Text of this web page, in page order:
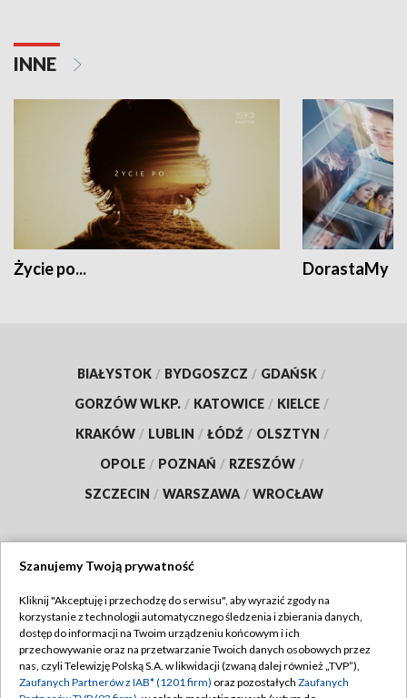
INNE
Życie po... DorastaMy
BIAŁYSTOK / BYDGOSZCZ / GDAŃSK /
GORZÓW WLKP. / KATOWICE / KIELCE /
KRAKÓW / LUBLIN / ŁÓDŹ / OLSZTYN /
OPOLE / POZNAŃ / RZESZÓW /
SZCZECIN / WARSZAWA / WROCŁAW
TVP
Abonament TVP
Emisja w TVP
Regulamin TVP
Polityka prywatności
Szanujemy Twoją prywatność
Kliknij "Akceptuję i przechodzę do serwisu", aby wyrazić zgody na
korzystanie z technologii automatycznego śledzenia i zbierania danych,
dostęp do informacji na Twoim urządzeniu końcowym i ich
przechowywanie oraz na przetwarzanie Twoich danych osobowych przez
nas, czyli Telewizję Polską S.A. w likwidacji (zwaną dalej również „TVP”),
Zaufanych Partnerów z IAB* (1201 firm) oraz pozostałych Zaufanych